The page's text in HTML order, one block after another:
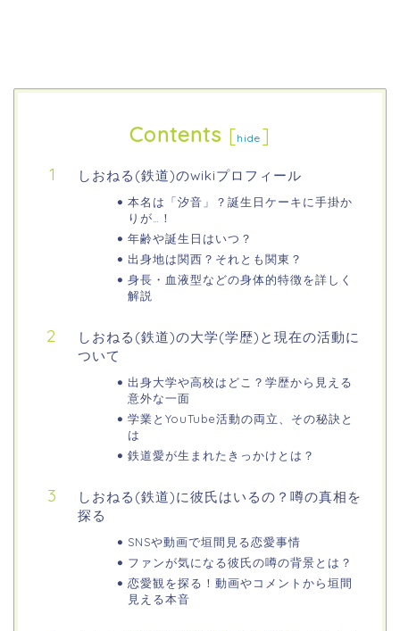
Contents [hide ]
しおねる(鉄道)のwikiプロフィール
本名は「汐音」？誕生日ケーキに手掛か
りが…！
年齢や誕生日はいつ？
出身地は関西？それとも関東？
身長・血液型などの身体的特徴を詳しく
解説
しおねる(鉄道)の大学(学歴)と現在の活動に
ついて
出身大学や高校はどこ？学歴から見える
意外な一面
学業とYouTube活動の両立、その秘訣と
は
鉄道愛が生まれたきっかけとは？
しおねる(鉄道)に彼氏はいるの？噂の真相を
探る
SNSや動画で垣間見る恋愛事情
ファンが気になる彼氏の噂の背景とは？
恋愛観を探る！動画やコメントから垣間
見える本音